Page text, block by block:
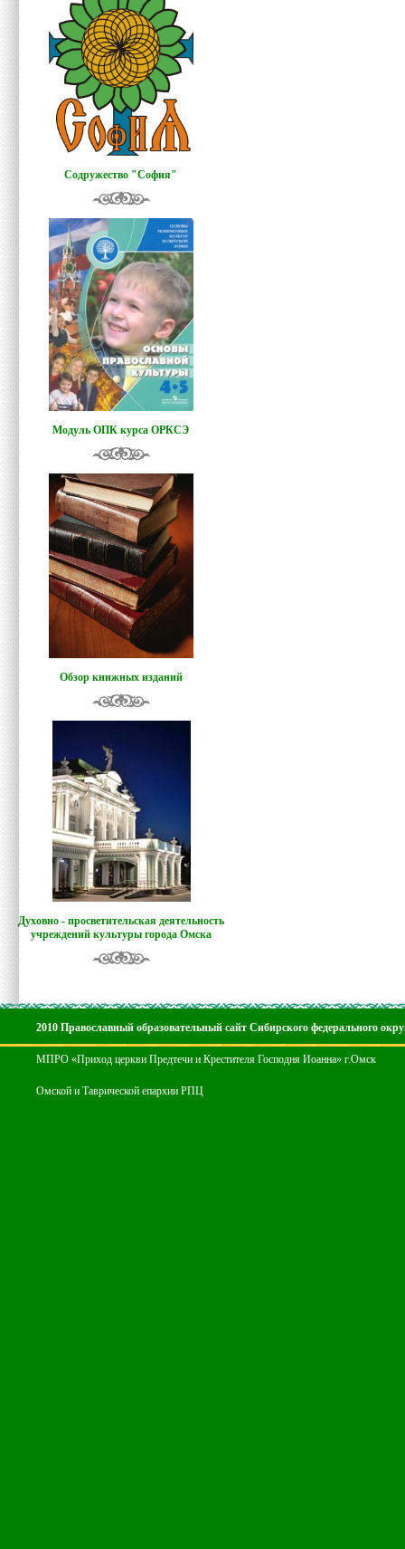
Содружество "София"
Модуль ОПК курса ОРКСЭ
Обзор книжных изданий
Духовно - просветительская деятельность
учреждений культуры города Омска
2010 Православный образовательный сайт Сибирского федерального
МПРО «Приход церкви Предтечи и Крестителя Господня Иоанна» г.Омск
Омской и Таврической епархии РПЦ